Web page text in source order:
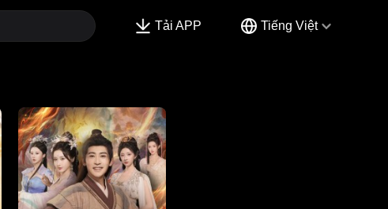
Tải APP Tiếng Việt